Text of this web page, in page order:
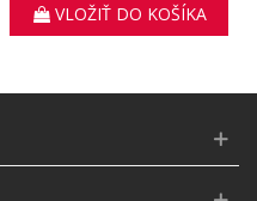
VLOŽIŤ DO KOŠÍKA